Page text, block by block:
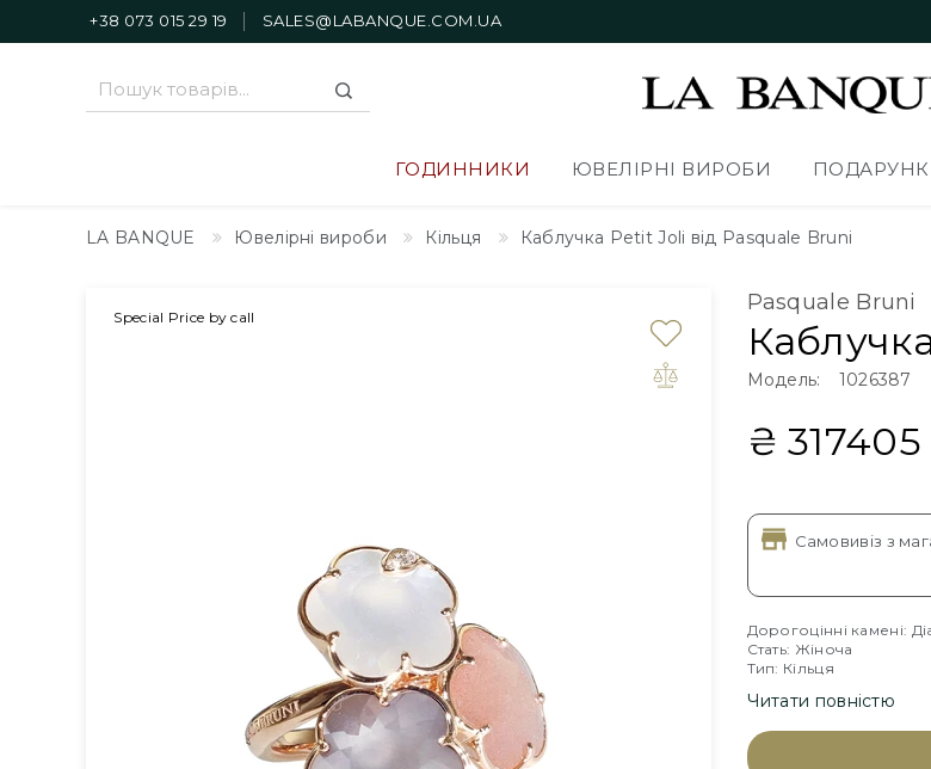
+38 073 015 29 19 SALES@LABANQUE.COM.UA
ГОДИННИКИ ЮВЕЛІРНІ ВИРОБИ
LA BANQUE Ювелірні вироби Кільця Каблучка Petit Joli від Pasquale Bruni
Special Price by call
Pasquale Bruni
Модель: 1026387
₴ 317405
Самовивіз з
Дорогоцінні камені:
Стать: Жіноча
Тип: Кільця
Читати повністю